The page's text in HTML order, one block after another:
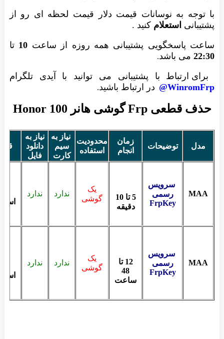
با توجه به نوسانات قیمت دلار قیمت لحظه ای رو از
پشتیبانی استعلام کنید .
ساعت پاسخگویی پشتیبانی همه روزه از ساعت 10 تا
22:30می باشد.
برای ارتباط با پشتیبانی می توانید با آیدی تلگرام
WinromFrp@
در ارتباط باشید.
حذف قطعی Frp گوشی هانر Honor 100
مدل توضیحات
زمان
انجام
محدودیت
استفاده
نیاز به
سیم
کارت
نیاز به
دانلود
فایل
MAA
سرویس
رسمی
FrpKey
5 تا 10
دقیقه
یک
گوشی
ندارد
ندارد
MAA
سرویس
رسمی
FrpKey
12 تا
48
ساعت
یک
گوشی
ندارد
ندارد